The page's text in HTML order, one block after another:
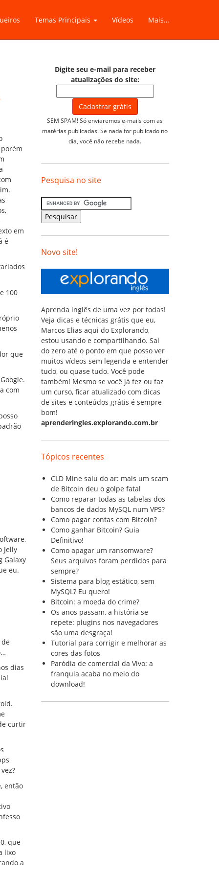
Temas Principais Vídeos Mais…
em
é
100
que
com
Jelly
Galaxy
eu.
dias
curtir
então
que
lixo
a
Digite seu e-mail para receber
atualizações do site:
SEM SPAM! Só enviaremos e-mails com as
matérias publicadas. Se nada for publicado no
dia, você não recebe nada.
Pesquisa no site
Novo site!
Aprenda inglês de uma vez por todas!
Veja dicas e técnicas grátis que eu,
Marcos Elias aqui do Explorando,
estou usando e compartilhando. Saí
do zero até o ponto em que posso ver
muitos vídeos sem legenda e entender
tudo, ou quase tudo. Você pode
também! Mesmo se você já fez ou faz
um curso, ficar atualizado com dicas
de sites e conteúdos grátis é sempre
bom!
aprenderingles.explorando.com.br
Tópicos recentes
CLD Mine saiu do ar: mais um scam
de Bitcoin deu o golpe fatal
Como reparar todas as tabelas dos
bancos de dados MySQL num VPS?
Como pagar contas com Bitcoin?
Como ganhar Bitcoin? Guia
Definitivo!
Como apagar um ransomware?
Seus arquivos foram perdidos para
sempre?
Sistema para blog estático, sem
MySQL? Eu quero!
Bitcoin: a moeda do crime?
Os anos passam, a história se
repete: plugins nos navegadores
são uma desgraça!
Tutorial para corrigir e melhorar as
cores das fotos
Paródia de comercial da Vivo: a
franquia acaba no meio do
download!